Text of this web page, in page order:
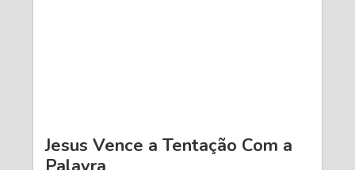
Jesus Vence a Tentação Com a